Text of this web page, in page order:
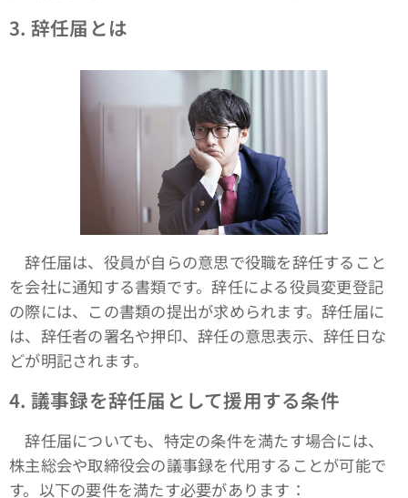
3. 辞任届とは
辞任届は、役員が自らの意思で役職を辞任すること
を会社に通知する書類です。辞任による役員変更登記
の際には、この書類の提出が求められます。辞任届に
は、辞任者の署名や押印、辞任の意思表示、辞任日な
どが明記されます。
4. 議事録を辞任届として援用する条件
辞任届についても、特定の条件を満たす場合には、
株主総会や取締役会の議事録を代用することが可能で
す。以下の要件を満たす必要があります：